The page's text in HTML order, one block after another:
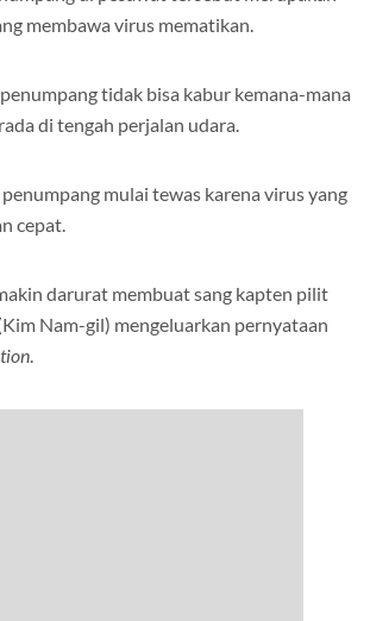
membawa virus mematikan.
tidak bisa kabur kemana-mana
di tengah perjalan udara.
mulai tewas karena virus yang
cepat.
darurat membuat sang kapten pilit
Nam-gil) mengeluarkan pernyataan
.